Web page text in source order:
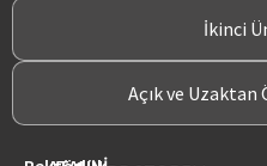
İkinci
Açık ve